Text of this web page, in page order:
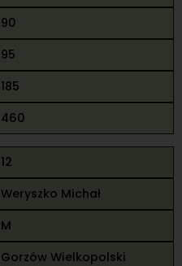
90
95
185
460
12
Weryszko Michał
M
Gorzów Wielkopolski